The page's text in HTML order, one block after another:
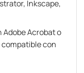
Inkscape,
Adobe Acrobat o
con